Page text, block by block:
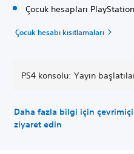
Çocuk hesapları
Çocuk hesabı kısıtlamaları
PS4 konsolu: Yayın
Daha fazla bilgi için çevrimiçi
ziyaret edin